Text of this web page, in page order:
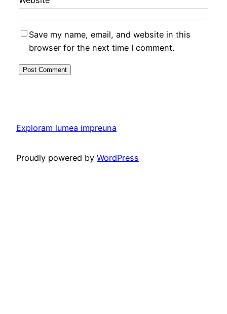
Save my name, email, and website in this
browser for the next time I comment.
Exploram lumea impreuna
Proudly powered by WordPress